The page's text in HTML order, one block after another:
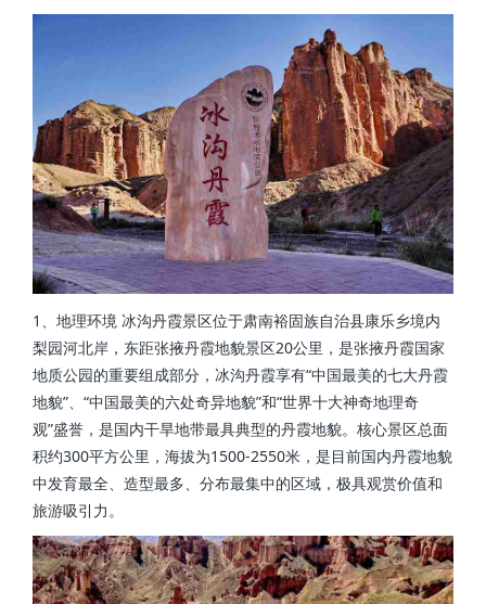
1、地理环境 冰沟丹霞景区位于肃南裕固族自治县康乐乡境内
梨园河北岸，东距张掖丹霞地貌景区20公里，是张掖丹霞国家
地质公园的重要组成部分，冰沟丹霞享有“中国最美的七大丹霞
地貌”、“中国最美的六处奇异地貌”和“世界十大神奇地理奇
观”盛誉，是国内干旱地带最具典型的丹霞地貌。核心景区总面
积约300平方公里，海拔为1500-2550米，是目前国内丹霞地貌
中发育最全、造型最多、分布最集中的区域，极具观赏价值和
旅游吸引力。